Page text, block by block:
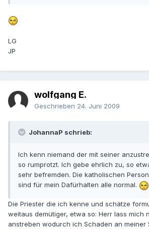
LG
JP
wolfgang E.
Geschrieben 24. Juni 2009
JohannaP schrieb:
Ich kenn niemand der mit seiner
so rumprotzt. Ich gebe ehrlich zu, so
sehr befremden. Die katholischen
sind für mein Dafürhalten alle normal.
Die Priester die ich kenne und schätze
weitaus demütiger, etwa so: Herr lass mich
anstreben wodurch ich Schaden an meiner